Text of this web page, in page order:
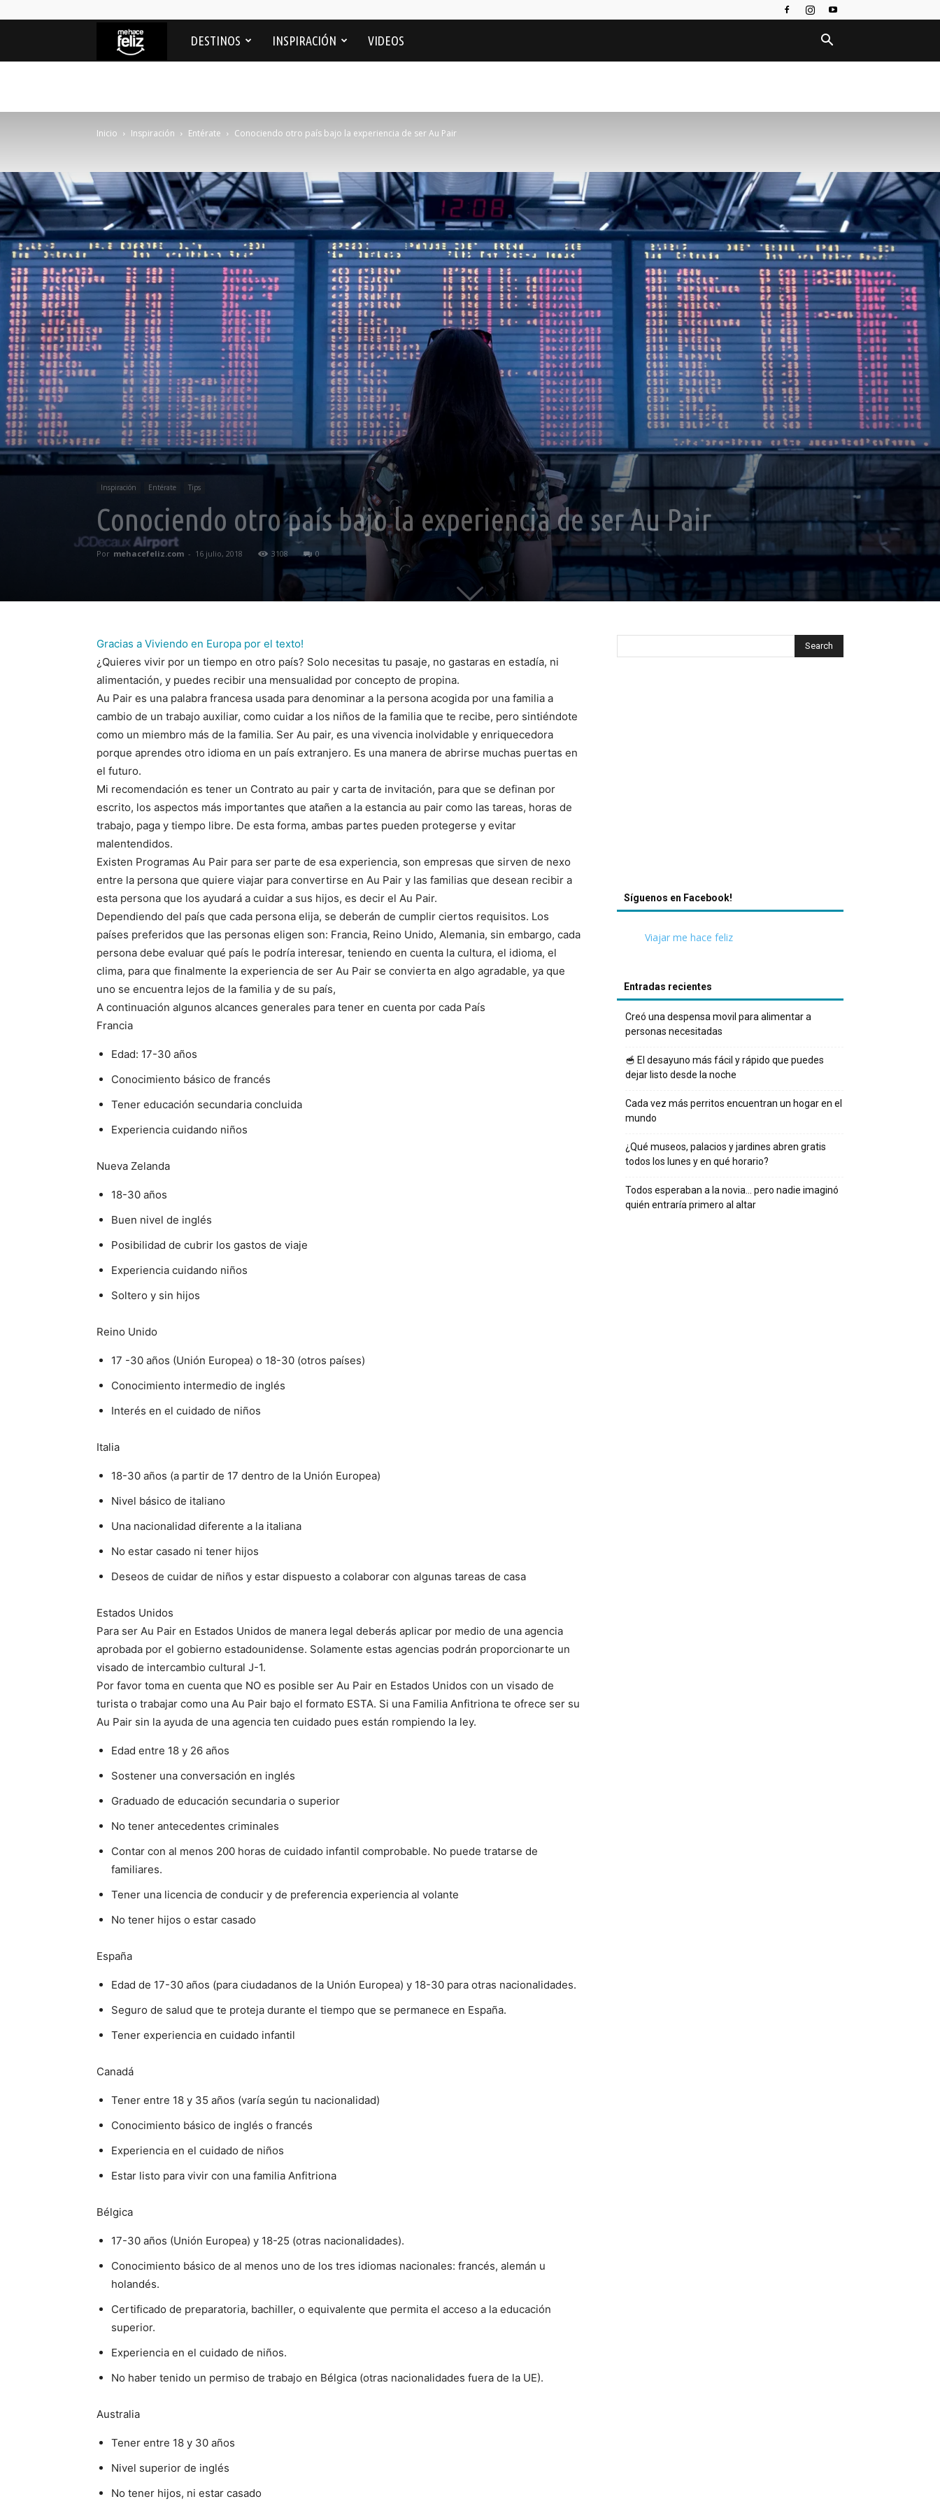
MeDESTINOS INSPIRACIÓN VIDEOS
Inicio Inspiración Entérate Conociendo otro país bajo la experiencia de ser Au Pair
Inspiración Entérate Tips
Conociendo otro país bajo la experiencia de ser Au Pair
Por mehacefeliz.com - 16 julio, 2018 3108 0
Gracias a Viviendo en Europa por el texto!
¿Quieres vivir por un tiempo en otro país? Solo necesitas tu pasaje, no gastaras en estadía, ni
alimentación, y puedes recibir una mensualidad por concepto de propina.
Au Pair es una palabra francesa usada para denominar a la persona acogida por una familia a
cambio de un trabajo auxiliar, como cuidar a los niños de la familia que te recibe, pero sintiéndote
como un miembro más de la familia. Ser Au pair, es una vivencia inolvidable y enriquecedora
porque aprendes otro idioma en un país extranjero. Es una manera de abrirse muchas puertas en
el futuro.
Mi recomendación es tener un Contrato au pair y carta de invitación, para que se definan por
escrito, los aspectos más importantes que atañen a la estancia au pair como las tareas, horas de
trabajo, paga y tiempo libre. De esta forma, ambas partes pueden protegerse y evitar
malentendidos.
Existen Programas Au Pair para ser parte de esa experiencia, son empresas que sirven de nexo
entre la persona que quiere viajar para convertirse en Au Pair y las familias que desean recibir a
esta persona que los ayudará a cuidar a sus hijos, es decir el Au Pair.
Dependiendo del país que cada persona elija, se deberán de cumplir ciertos requisitos. Los
países preferidos que las personas eligen son: Francia, Reino Unido, Alemania, sin embargo, cada
persona debe evaluar qué país le podría interesar, teniendo en cuenta la cultura, el idioma, el
clima, para que finalmente la experiencia de ser Au Pair se convierta en algo agradable, ya que
uno se encuentra lejos de la familia y de su país,
A continuación algunos alcances generales para tener en cuenta por cada País
Francia
Edad: 17-30 años
Conocimiento básico de francés
Tener educación secundaria concluida
Experiencia cuidando niños
Nueva Zelanda
18-30 años
Buen nivel de inglés
Posibilidad de cubrir los gastos de viaje
Experiencia cuidando niños
Soltero y sin hijos
Reino Unido
17 -30 años (Unión Europea) o 18-30 (otros países)
Conocimiento intermedio de inglés
Interés en el cuidado de niños
Italia
18-30 años (a partir de 17 dentro de la Unión Europea)
Nivel básico de italiano
Una nacionalidad diferente a la italiana
No estar casado ni tener hijos
Deseos de cuidar de niños y estar dispuesto a colaborar con algunas tareas de casa
Estados Unidos
Para ser Au Pair en Estados Unidos de manera legal deberás aplicar por medio de una agencia
aprobada por el gobierno estadounidense. Solamente estas agencias podrán proporcionarte un
visado de intercambio cultural J-1.
Por favor toma en cuenta que NO es posible ser Au Pair en Estados Unidos con un visado de
turista o trabajar como una Au Pair bajo el formato ESTA. Si una Familia Anfitriona te ofrece ser su
Au Pair sin la ayuda de una agencia ten cuidado pues están rompiendo la ley.
Edad entre 18 y 26 años
Sostener una conversación en inglés
Graduado de educación secundaria o superior
No tener antecedentes criminales
Contar con al menos 200 horas de cuidado infantil comprobable. No puede tratarse de
familiares.
Tener una licencia de conducir y de preferencia experiencia al volante
No tener hijos o estar casado
España
Edad de 17-30 años (para ciudadanos de la Unión Europea) y 18-30 para otras nacionalidades.
Seguro de salud que te proteja durante el tiempo que se permanece en España.
Tener experiencia en cuidado infantil
Canadá
Tener entre 18 y 35 años (varía según tu nacionalidad)
Conocimiento básico de inglés o francés
Experiencia en el cuidado de niños
Estar listo para vivir con una familia Anfitriona
Bélgica
17-30 años (Unión Europea) y 18-25 (otras nacionalidades).
Conocimiento básico de al menos uno de los tres idiomas nacionales: francés, alemán u
holandés.
Certificado de preparatoria, bachiller, o equivalente que permita el acceso a la educación
superior.
Experiencia en el cuidado de niños.
No haber tenido un permiso de trabajo en Bélgica (otras nacionalidades fuera de la UE).
Australia
Tener entre 18 y 30 años
Nivel superior de inglés
No tener hijos, ni estar casado
Síguenos en Facebook!
Viajar me hace feliz
Entradas recientes
Creó una despensa movil para alimentar a
personas necesitadas
🥣 El desayuno más fácil y rápido que puedes
dejar listo desde la noche
Cada vez más perritos encuentran un hogar en el
mundo
¿Qué museos, palacios y jardines abren gratis
todos los lunes y en qué horario?
Todos esperaban a la novia… pero nadie imaginó
quién entraría primero al altar